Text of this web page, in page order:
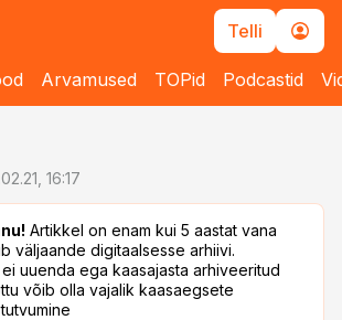
Telli
Arvamused TOPid Podcastid
16:17
Artikkel on enam kui 5 aastat vana
väljaande digitaalsesse arhiivi.
uuenda ega kaasajasta arhiveeritud
võib olla vajalik kaasaegsete